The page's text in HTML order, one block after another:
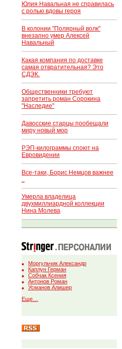
Юлия Навальная не справилась
с ролью вдовы героя
В колонии "Полярный волк"
внезапно умер Алексей
Навальный
Какая компания по доставке
самая отвратительная? Это
СДЭК.
Общественники требуют
запретить роман Сорокина
"Наследие"
Давосские старцы пообещали
миру новый мор
РЭП-килограммы споют на
Евровидении
Все-таки, Борис Немцов важнее
Умерла владелица
двухмиллиардной коллекции
Нина Молева
Моргульчик Александр
Каплун Герман
Собчак Ксения
Антонов Роман
Усманов Алишер
Еще…